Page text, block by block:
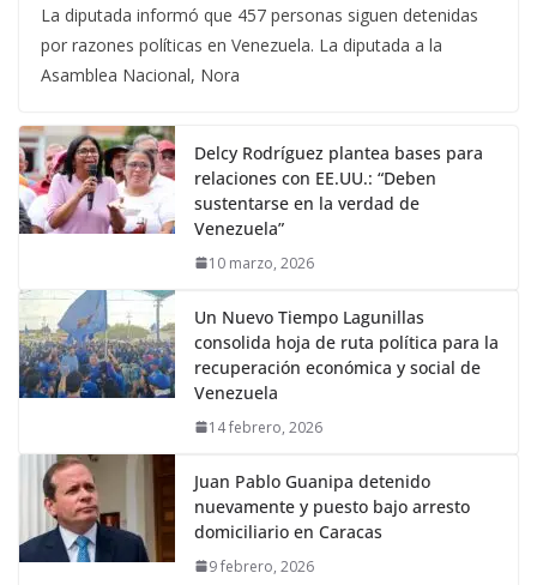
La diputada informó que 457 personas siguen detenidas
por razones políticas en Venezuela. La diputada a la
Asamblea Nacional, Nora
Delcy Rodríguez plantea bases para
relaciones con EE.UU.: “Deben
sustentarse en la verdad de
Venezuela”
10 marzo, 2026
Un Nuevo Tiempo Lagunillas
consolida hoja de ruta política para la
recuperación económica y social de
Venezuela
14 febrero, 2026
Juan Pablo Guanipa detenido
nuevamente y puesto bajo arresto
domiciliario en Caracas
9 febrero, 2026